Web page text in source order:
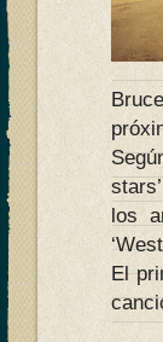
los
El